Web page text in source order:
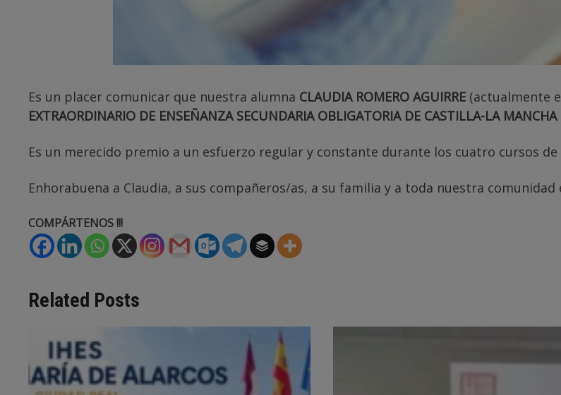
Es un placer comunicar que nuestra alumna CLAUDIA ROMERO AGUIRRE (actualmente
EXTRAORDINARIO DE ENSEÑANZA SECUNDARIA OBLIGATORIA DE CASTILLA-LA MANCHA
Es un merecido premio a un esfuerzo regular y constante durante los cuatro cursos de
Enhorabuena a Claudia, a sus compañeros/as, a su familia y a toda nuestra comunidad
COMPÁRTENOS !!!
Related Posts